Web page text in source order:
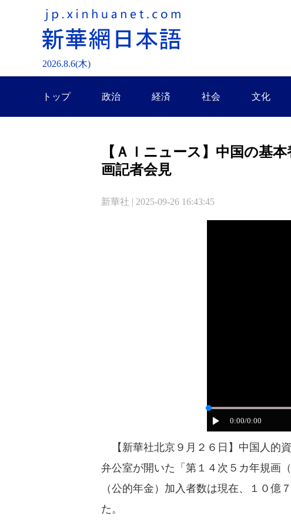
2026.8.6(木)
トップ 政治 経済 社会 文化
【ＡＩニュース】中国の基
画記者会見
新華社 | 2025-09-26 16:43:45
0:00/0:00
【新華社北京９月２６日】中国人的
弁公室が開いた「第１４次５カ年規画
（公的年金）加入者数は現在、１０億
た。